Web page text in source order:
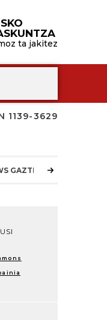
ta jakitez
1139-3629
GAZTEA